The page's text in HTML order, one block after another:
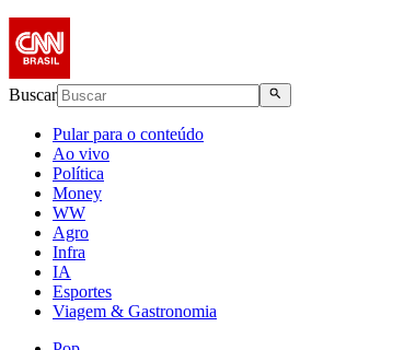
Buscar
Pular para o conteúdo
Ao vivo
Política
Money
WW
Agro
Infra
IA
Esportes
Viagem & Gastronomia